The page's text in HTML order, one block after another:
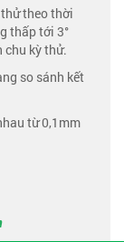
theo thời
thấp tới 3°
chu kỳ thử.
so sánh kết
từ 0,1mm